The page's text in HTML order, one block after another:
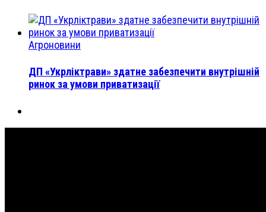
Агроновини
ДП «Укрліктрави» здатне забезпечити внутрішній
ринок за умови приватизації